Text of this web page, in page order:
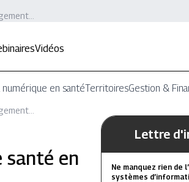
Vidéos
en santéTerritoiresGestion &
santé en
Lettre
Ne manquez rien de
systèmes